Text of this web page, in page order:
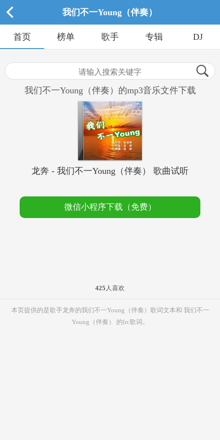
我们不一Young（伴奏）
首页 榜单 歌手 专辑 DJ
我们不一Young（伴奏）的mp3音乐文件下载
龙奔 - 我们不一Young（伴奏） 歌曲试听
微信小程序下载（免费）
425 人喜欢
本页提供的是歌手龙奔的我们不一Young（伴奏）歌词文本和 我们不一
Young（伴奏） 的lrc歌词。